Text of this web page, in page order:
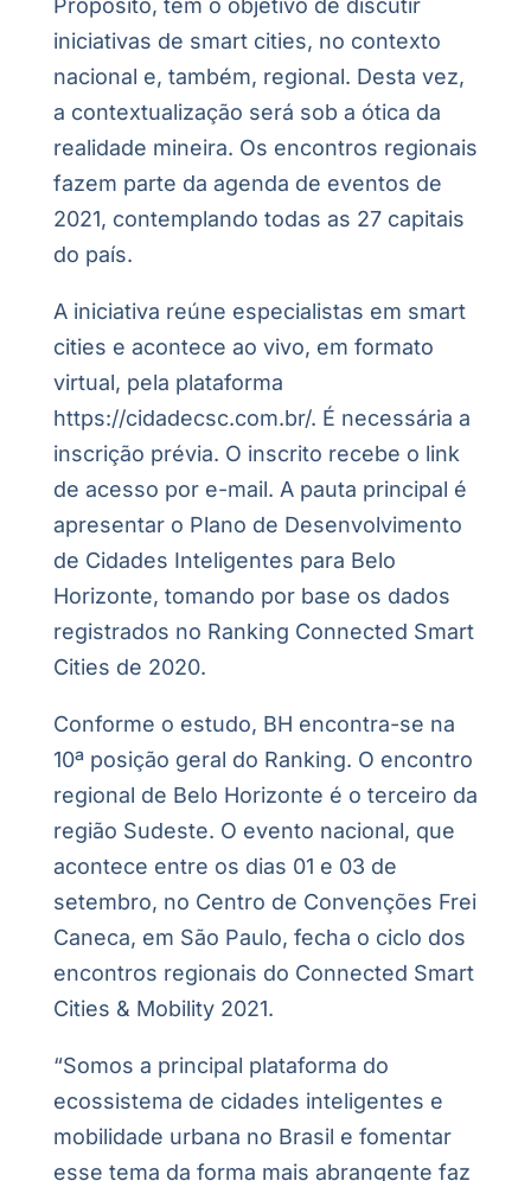
Propósito, tem o objetivo de discutir
iniciativas de smart cities, no contexto
nacional e, também, regional. Desta vez,
a contextualização será sob a ótica da
realidade mineira. Os encontros regionais
fazem parte da agenda de eventos de
2021, contemplando todas as 27 capitais
do país.
A iniciativa reúne especialistas em smart
cities e acontece ao vivo, em formato
virtual, pela plataforma
https://cidadecsc.com.br/. É necessária a
inscrição prévia. O inscrito recebe o link
de acesso por e-mail. A pauta principal é
apresentar o Plano de Desenvolvimento
de Cidades Inteligentes para Belo
Horizonte, tomando por base os dados
registrados no Ranking Connected Smart
Cities de 2020.
Conforme o estudo, BH encontra-se na
10ª posição geral do Ranking. O encontro
regional de Belo Horizonte é o terceiro da
região Sudeste. O evento nacional, que
acontece entre os dias 01 e 03 de
setembro, no Centro de Convenções Frei
Caneca, em São Paulo, fecha o ciclo dos
encontros regionais do Connected Smart
Cities & Mobility 2021.
“Somos a principal plataforma do
ecossistema de cidades inteligentes e
mobilidade urbana no Brasil e fomentar
esse tema da forma mais abrangente faz